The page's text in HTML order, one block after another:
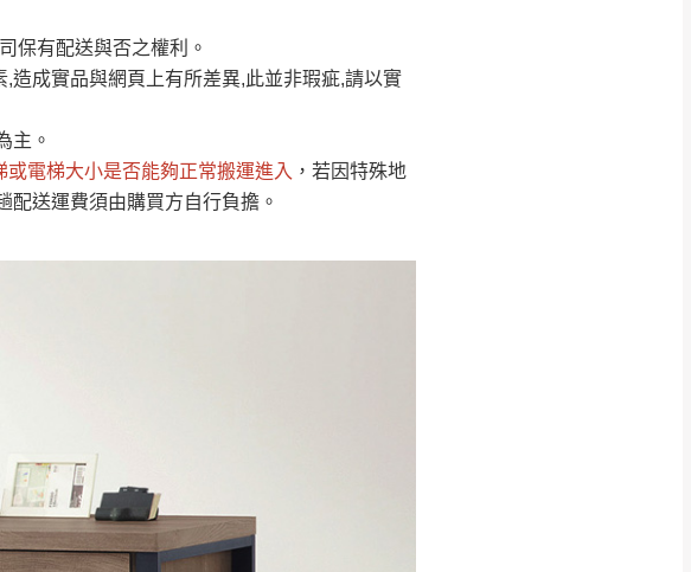
保有配送與否之權利。
,造成實品與網頁上有所差異,此並非瑕疵,請以實
主。
或電梯大小是否能夠正常搬運進入 ，若因特殊地
送運費須由購買方自行負擔。
復興鄉
峨眉鄉、五峰鄉、橫山、北埔鄉、尖石
雙溪、貢寮、烏來、平溪、九份、石
門、林口 下福里、新店山區、三峽山區、
石碇、坪林、福隆、淡水山區、北投湖山
路、深坑山區
前來電或到「官方Line客服」來信確
知確認訂單。
電或E-Mail與您聯絡
鎮、村)、樓梯太小、無法搬運上樓等因
其他的吊掛方式吊運，費用將由買方自
定特定時間送達，司機當天到貨前皆
低至高排列 只顯示附上圖片